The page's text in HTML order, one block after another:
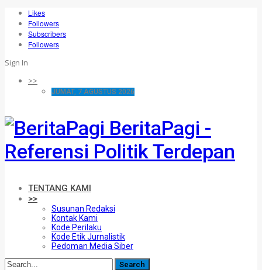
Likes
Followers
Subscribers
Followers
Sign In
>>
JUMAT, 7 AGUSTUS 2026
BeritaPagi -
Referensi Politik Terdepan
TENTANG KAMI
>>
Susunan Redaksi
Kontak Kami
Kode Perilaku
Kode Etik Jurnalistik
Pedoman Media Siber